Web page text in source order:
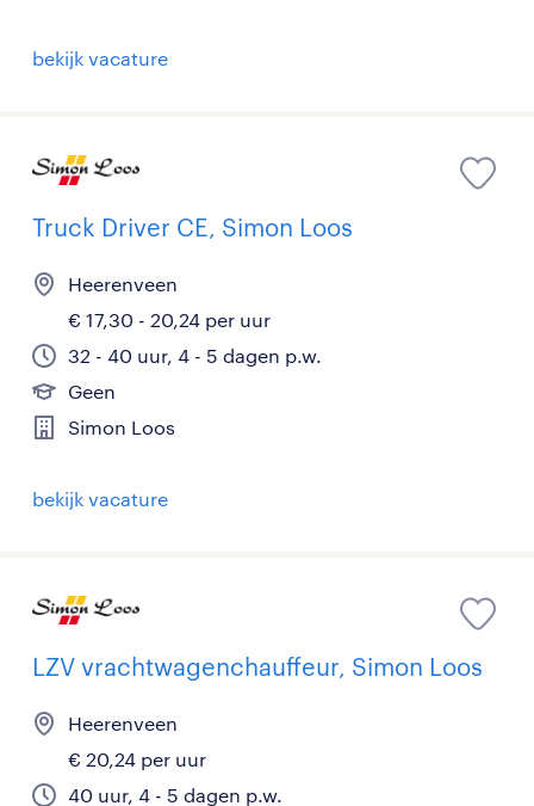
bekijk vacature
Truck Driver CE, Simon Loos
Heerenveen
€ 17,30 - 20,24 per uur
32 - 40 uur, 4 - 5 dagen p.w.
Geen
Simon Loos
bekijk vacature
LZV vrachtwagenchauffeur, Simon Loos
Heerenveen
€ 20,24 per uur
40 uur, 4 - 5 dagen p.w.